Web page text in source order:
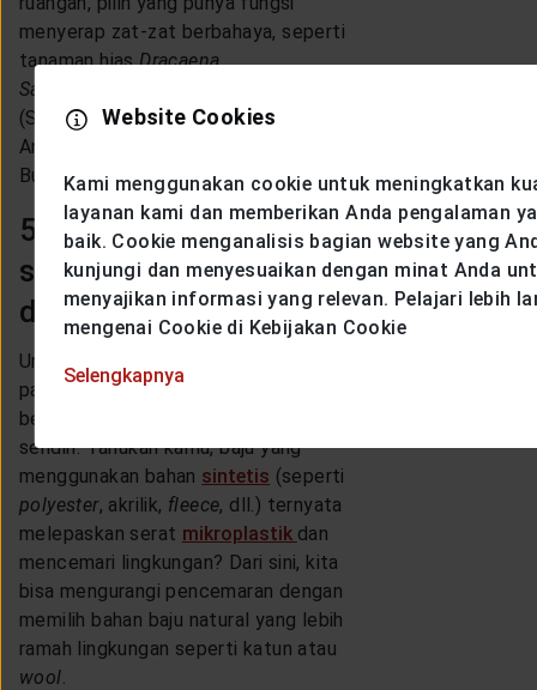
menyerap zat-zat berbahaya, seperti
tanaman hiasDracaena,
Sanseviera
(Sri Rejeki), Palem Kuning, Karet Hias,
Anggrek Bulan, Pakis Boston dan Lidah
Buaya di antaranya.
5. Lebih sadar akan
sistem pencucian baju
di rumah
Untuk berkontribusi mengurangi
paparan pencemaran air, kita bisa
berpartisipasi dalam tingkat kita
sendiri. Tahukah kamu, baju yang
menggunakan bahan sintetis (seperti
polyester, akrilik, fleece, dll.) ternyata
melepaskan serat mikroplastik dan
mencemari lingkungan? Dari sini, kita
bisa mengurangi pencemaran dengan
memilih bahan baju natural yang lebih
ramah lingkungan seperti katun atau
wool
Website Cookies
Kami menggunakan cookie untuk meningkatkan
layanan kami dan memberikan Anda pengalaman
baik. Cookie menganalisis bagian website yang
kunjungi dan menyesuaikan dengan minat Anda
menyajikan informasi yang relevan. Pelajari lebih
mengenai Cookie di Kebijakan Cookie
Selengkapnya